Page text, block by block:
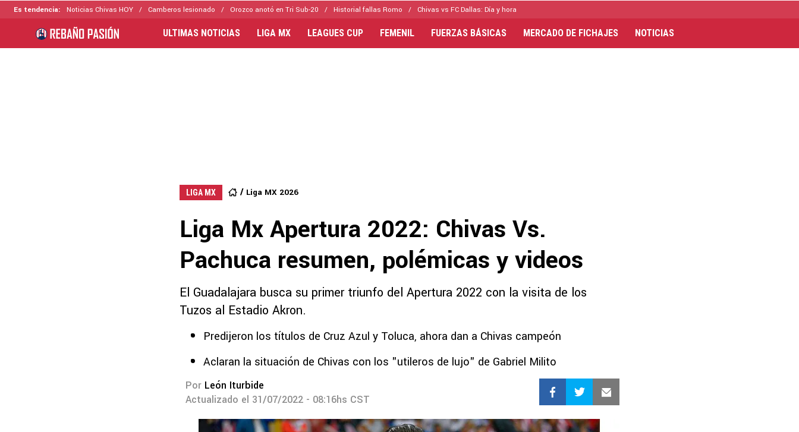
Es tendencia: Noticias Chivas HOY Camberos lesionado Orozco anotó en Tri Sub-20 Historial fallas Romo Chivas vs FC Dallas: Día y hora
ULTIMAS NOTICIAS LIGA MX LEAGUES CUP FEMENIL FUERZAS BÁSICAS MERCADO DE FICHAJES NOTICIAS
LIGA MX Liga MX 2026
Liga Mx Apertura 2022: Chivas Vs.
Pachuca resumen, polémicas y videos
El Guadalajara busca su primer triunfo del Apertura 2022 con la visita de los
Tuzos al Estadio Akron.
Predijeron los títulos de Cruz Azul y Toluca, ahora dan a Chivas campeón
Aclaran la situación de Chivas con los "utileros de lujo" de Gabriel Milito
Por León Iturbide
Actualizado el 31/07/2022 - 08:16hs CST